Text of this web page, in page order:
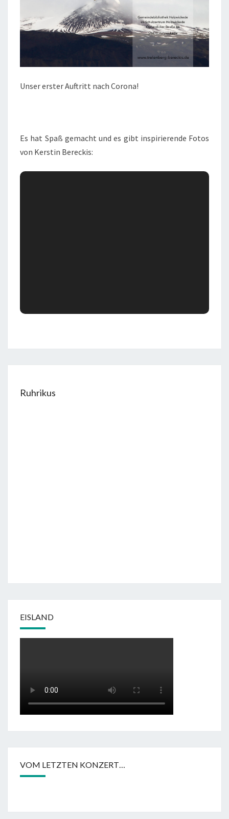
Unser erster Auftritt nach Corona!
Es hat Spaß gemacht und es gibt inspirierende Fotos
von Kerstin Bereckis:
Ruhrikus
EISLAND
VOM LETZTEN KONZERT…